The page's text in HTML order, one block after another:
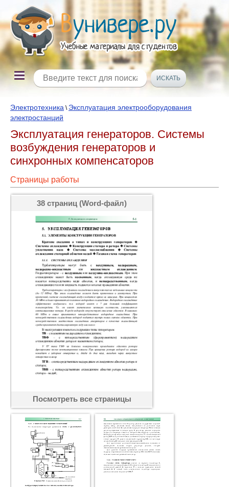
Электротехника \ Эксплуатация электрооборудования
электростанций
Эксплуатация генераторов. Системы
возбуждения генераторов и
синхронных компенсаторов
Страницы работы
38 страниц (Word-файл)
Посмотреть все страницы